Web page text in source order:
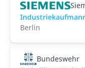
Berlin
Bundeswehr